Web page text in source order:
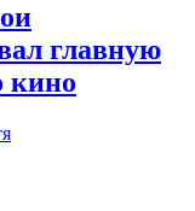
главную
кино